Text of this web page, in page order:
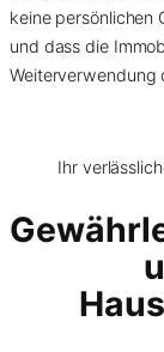
keine persönlichen
und dass die
Weiterverwendung
Ihr